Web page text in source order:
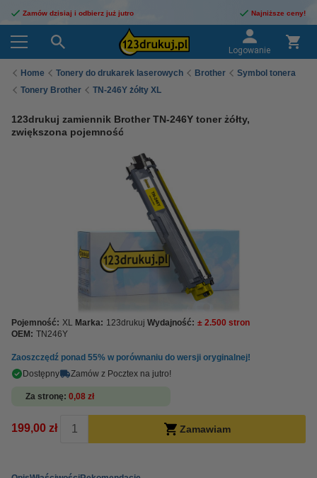
Zamów dzisiaj i odbierz już jutro Najniższe ceny!
Logowanie
Home Tonery do drukarek laserowych Brother
Symbol tonera
Tonery Brother
TN-246Y żółty XL
123drukuj zamiennik Brother TN-246Y toner żółty,
zwiększona pojemność
Pojemność: XL Marka: 123drukuj Wydajność: ± 2.500 stron
OEM: TN246Y
Zaoszczędź ponad 55% w porównaniu do wersji oryginalnej!
Dostępny
Zamów z Pocztex na jutro!
Za stronę 0,08 zł
199,00 zł Zamawiam